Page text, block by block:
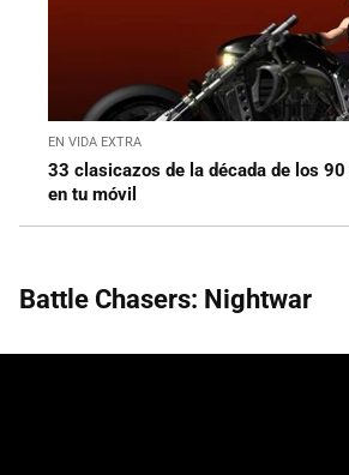
EN VIDA EXTRA
33 clasicazos de la década de los
en tu móvil
Battle Chasers: Nightwar